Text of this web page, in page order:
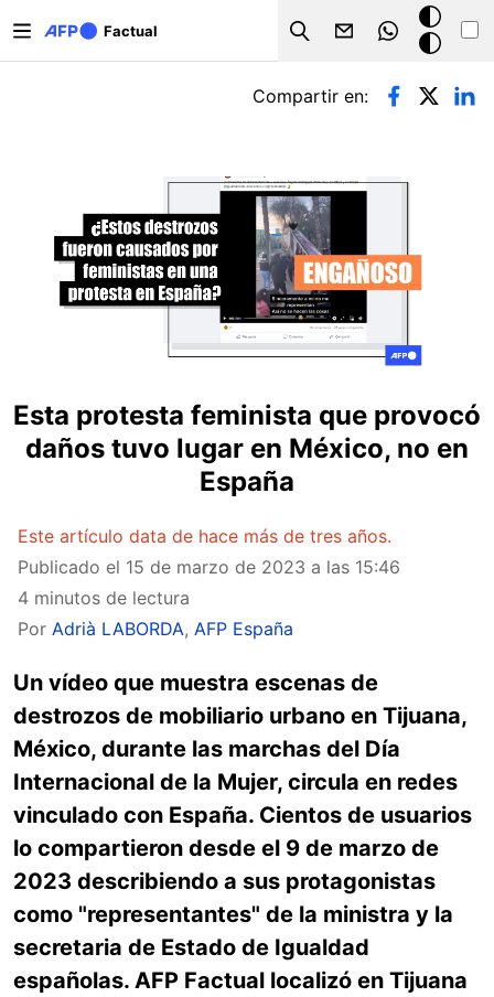
Factual
Search
Modo
oscuro
Solapas principales
Compartir en:
Esta protesta feminista que provocó
daños tuvo lugar en México, no en
España
Este artículo data de hace más de tres años.
Publicado el 15 de marzo de 2023 a las 15:46
4 minutos de lectura
Por Adrià LABORDA, AFP España
Un vídeo que muestra escenas de
destrozos de mobiliario urbano en Tijuana,
México, durante las marchas del Día
Internacional de la Mujer, circula en redes
vinculado con España. Cientos de usuarios
lo compartieron desde el 9 de marzo de
2023 describiendo a sus protagonistas
como "representantes" de la ministra y la
secretaria de Estado de Igualdad
españolas. AFP Factual localizó en Tijuana